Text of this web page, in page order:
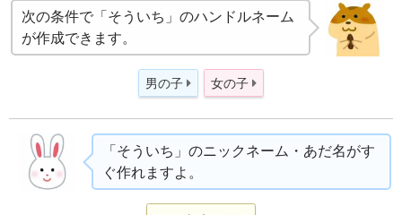
次の条件で「そういち」のハンドルネーム
が作成できます。
男の子 女の子
「そういち」のニックネーム・あだ名がす
ぐ作れますよ。